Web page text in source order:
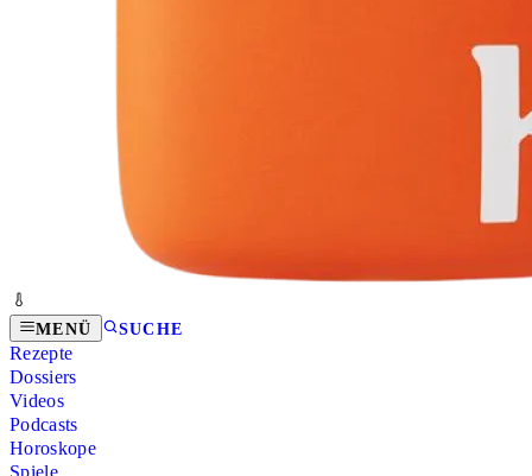
MENÜ SUCHE
Rezepte
Dossiers
Videos
Podcasts
Horoskope